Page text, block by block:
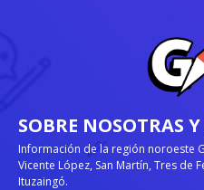
SOBRE NOSOTRAS
Información de la región noroeste
Vicente López, San Martín, Tres de
Ituzaingó.